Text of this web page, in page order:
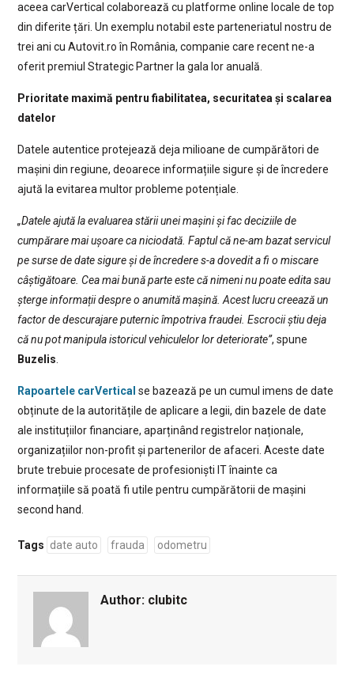
aceea carVertical colaborează cu platforme online locale de top
din diferite țări. Un exemplu notabil este parteneriatul nostru de
trei ani cu Autovit.ro în România, companie care recent ne-a
oferit premiul Strategic Partner la gala lor anuală.
Prioritate maximă pentru fiabilitatea, securitatea și scalarea
datelor
Datele autentice protejează deja milioane de cumpărători de
mașini din regiune, deoarece informațiile sigure și de încredere
ajută la evitarea multor probleme potențiale.
„Datele ajută la evaluarea stării unei mașini și fac deciziile de
cumpărare mai ușoare ca niciodată. Faptul că ne-am bazat servicul
pe surse de date sigure și de încredere s-a dovedit a fi o miscare
câștigătoare. Cea mai bună parte este că nimeni nu poate edita sau
șterge informații despre o anumită mașină. Acest lucru creează un
factor de descurajare puternic împotriva fraudei. Escrocii știu deja
că nu pot manipula istoricul vehiculelor lor deteriorate”, spune
Buzelis
Rapoartele carVertical se bazează pe un cumul imens de date
obținute de la autoritățile de aplicare a legii, din bazele de date
ale instituțiilor financiare, aparținând registrelor naționale,
organizațiilor non-profit și partenerilor de afaceri. Aceste date
brute trebuie procesate de profesioniști IT înainte ca
informațiile să poată fi utile pentru cumpărătorii de mașini
second hand.
Tags date auto frauda odometru
Author: clubitc